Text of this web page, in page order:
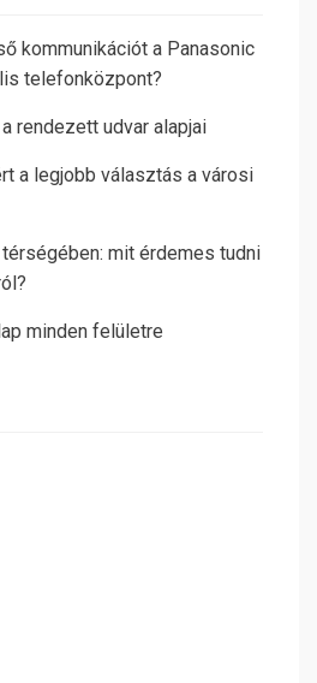
kommunikációt a Panasonic
telefonközpont?
rendezett udvar alapjai
a legjobb választás a városi
mit érdemes tudni
minden felületre